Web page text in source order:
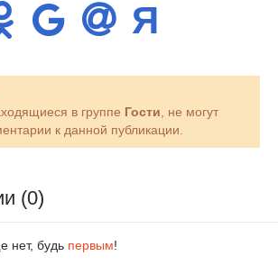
в группе Гости, не могут
к данной публикации.
(0)
нет, будь первым!